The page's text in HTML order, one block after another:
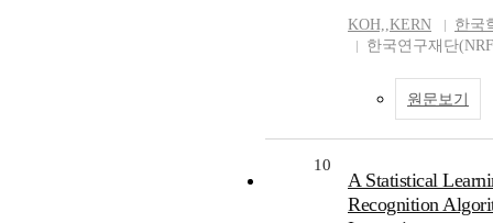
KOH,,KERN
한국
한국연구재단
원문보기
10
A Statistical
Recognition